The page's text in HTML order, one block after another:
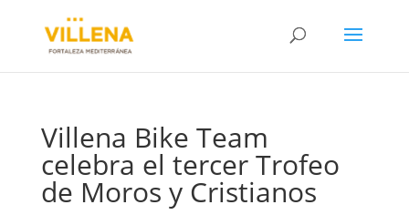
Villena Bike Team
celebra el tercer Trofeo
de Moros y Cristianos